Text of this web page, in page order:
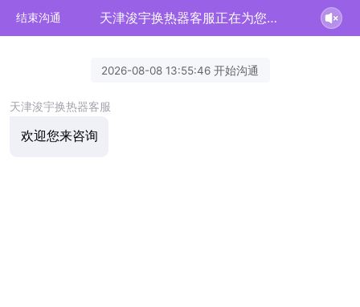
结束沟通 天津浚宇换热器客服正在为您服务
2026-08-08 13:55:46 开始沟通
天津浚宇换热器客服
欢迎您来咨询